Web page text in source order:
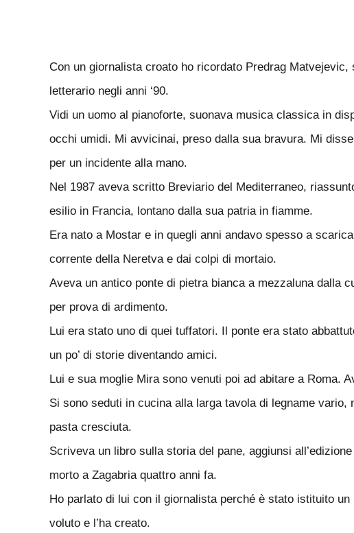
Con un giornalista croato ho ricordato Predrag
letterario negli anni ‘90.
Vidi un uomo al pianoforte, suonava musica classica in
occhi umidi. Mi avvicinai, preso dalla sua bravura. Mi
per un incidente alla mano.
Nel 1987 aveva scritto Breviario del Mediterraneo,
esilio in Francia, lontano dalla sua patria in fiamme.
Era nato a Mostar e in quegli anni andavo spesso a
corrente della Neretva e dai colpi di mortaio.
Aveva un antico ponte di pietra bianca a mezzaluna dalla
per prova di ardimento.
Lui era stato uno di quei tuffatori. Il ponte era stato
un po’ di storie diventando amici.
Lui e sua moglie Mira sono venuti poi ad abitare a Roma.
Si sono seduti in cucina alla larga tavola di legname
pasta cresciuta.
Scriveva un libro sulla storia del pane, aggiunsi
morto a Zagabria quattro anni fa.
Ho parlato di lui con il giornalista perché è stato istituito
voluto e l’ha creato.